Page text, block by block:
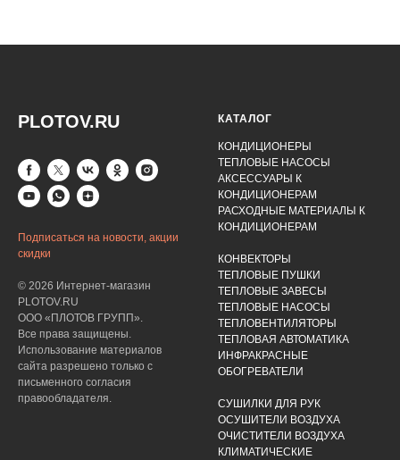
PLOTOV.RU
Подписаться на новости, акции
скидки
© 2026 Интернет-магазин
PLOTOV.RU
ООО «ПЛОТОВ ГРУПП».
Все права защищены.
Использование материалов
сайта разрешено только с
письменного согласия
правообладателя.
КАТАЛОГ
КОНДИЦИОНЕРЫ
ТЕПЛОВЫЕ НАСОСЫ
АКСЕССУАРЫ К
КОНДИЦИОНЕРАМ
РАСХОДНЫЕ МАТЕРИАЛЫ К
КОНДИЦИОНЕРАМ
КОНВЕКТОРЫ
ТЕПЛОВЫЕ ПУШКИ
ТЕПЛОВЫЕ ЗАВЕСЫ
ТЕПЛОВЫЕ НАСОСЫ
ТЕПЛОВЕНТИЛЯТОРЫ
ТЕПЛОВАЯ АВТОМАТИКА
ИНФРАКРАСНЫЕ
ОБОГРЕВАТЕЛИ
СУШИЛКИ ДЛЯ РУК
ОСУШИТЕЛИ ВОЗДУХА
ОЧИСТИТЕЛИ ВОЗДУХА
КЛИМАТИЧЕСКИЕ